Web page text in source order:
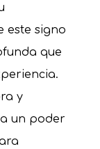
este signo
que
y
un poder